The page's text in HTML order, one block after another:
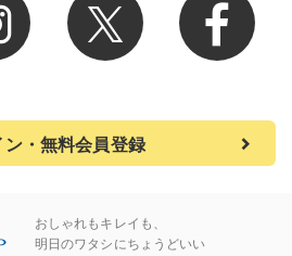
ン・無料会員登録
おしゃれもキレイも、
明日のワタシにちょうどいい